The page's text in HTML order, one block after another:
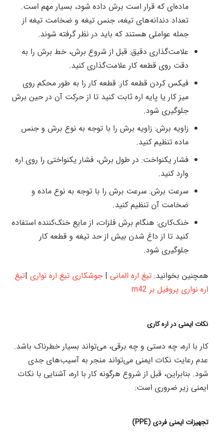
ماده‌ای که قرار است برش داده شود، بسیار مهم است.
تعداد دندانه‌های تیغه، جنس تیغه و ضخامت تیغه از
جمله عواملی هستند که باید در نظر گرفته شوند.
علامت‌گذاری دقیق: قبل از شروع برش، خط برش را به
دقت روی قطعه کار علامت‌گذاری کنید.
فیکس کردن قطعه کار: قطعه کار را به طور محکم روی
میز کار یا پایه اره ثابت کنید تا از حرکت آن در حین برش
جلوگیری شود.
زاویه برش: زاویه برش را با توجه به نوع برش و جنس
ماده تنظیم کنید.
فشار یکنواخت: در طول برش، فشار یکنواختی را روی اره
وارد کنید.
سرعت برش: سرعت برش را با توجه به نوع ماده و
ضخامت آن تنظیم کنید.
خنک‌کاری: هنگام برش فلزات، از مایع خنک‌کننده استفاده
کنید تا از داغ شدن بیش از حد تیغه و قطعه کار
جلوگیری شود.
همچنین بخوانید: تیغ اره المانی | جوشکاری تیغ اره نواری |تیغ
اره نواری پروفیل بر m42
نکات ایمنی در اره‌ کاری
کار با اره، چه دستی و چه برقی، می‌تواند بسیار خطرناک باشد.
عدم رعایت نکات ایمنی می‌تواند منجر به آسیب‌های جدی
شود. بنابراین، قبل از شروع هرگونه کار با اره، آشنایی با نکات
ایمنی زیر ضروری است:
تجهیزات ایمنی فردی (PPE)